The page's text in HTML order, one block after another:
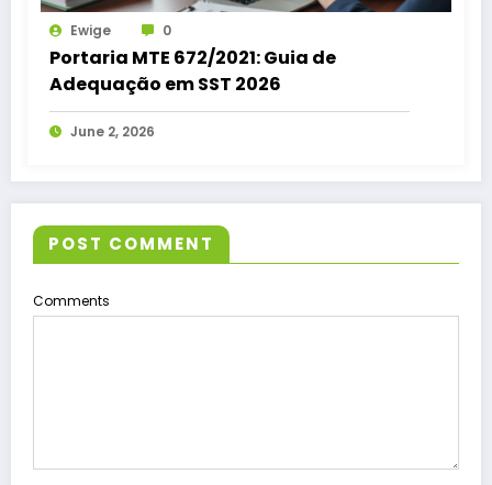
Ewige 0
Portaria MTE 672/2021: Guia de
Adequação em SST 2026
June 2, 2026
POST COMMENT
Comments